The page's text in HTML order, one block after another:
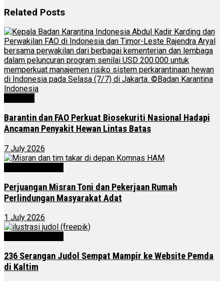
Related Posts
Barantin dan FAO Perkuat Biosekuriti Nasional Hadapi
Ancaman Penyakit Hewan Lintas Batas
7 July 2026
Perjuangan Misran Toni dan Pekerjaan Rumah
Perlindungan Masyarakat Adat
1 July 2026
236 Serangan Judol Sempat Mampir ke Website Pemda
di Kaltim